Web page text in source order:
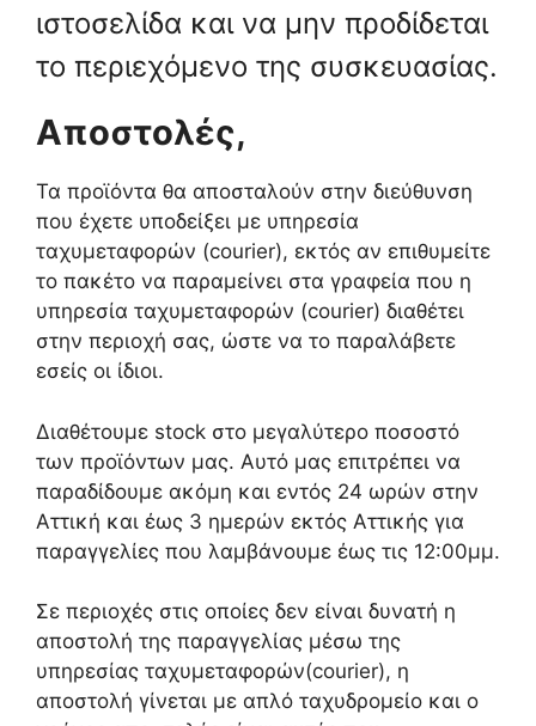
ιστοσελίδα και να μην προδίδεται
το περιεχόμενο της συσκευασίας.
Αποστολές,
Τα προϊόντα θα αποσταλούν στην διεύθυνση
που έχετε υποδείξει με υπηρεσία
ταχυμεταφορών (courier), εκτός αν επιθυμείτε
το πακέτο να παραμείνει στα γραφεία που η
υπηρεσία ταχυμεταφορών (courier) διαθέτει
στην περιοχή σας, ώστε να το παραλάβετε
εσείς οι ίδιοι.
Διαθέτουμε stock στο μεγαλύτερο ποσοστό
των προϊόντων μας. Αυτό μας επιτρέπει να
παραδίδουμε ακόμη και εντός 24 ωρών στην
Αττική και έως 3 ημερών εκτός Αττικής για
παραγγελίες που λαμβάνουμε έως τις 12:00μμ.
Σε περιοχές στις οποίες δεν είναι δυνατή η
αποστολή της παραγγελίας μέσω της
υπηρεσίας ταχυμεταφορών(courier), η
αποστολή γίνεται με απλό ταχυδρομείο και ο